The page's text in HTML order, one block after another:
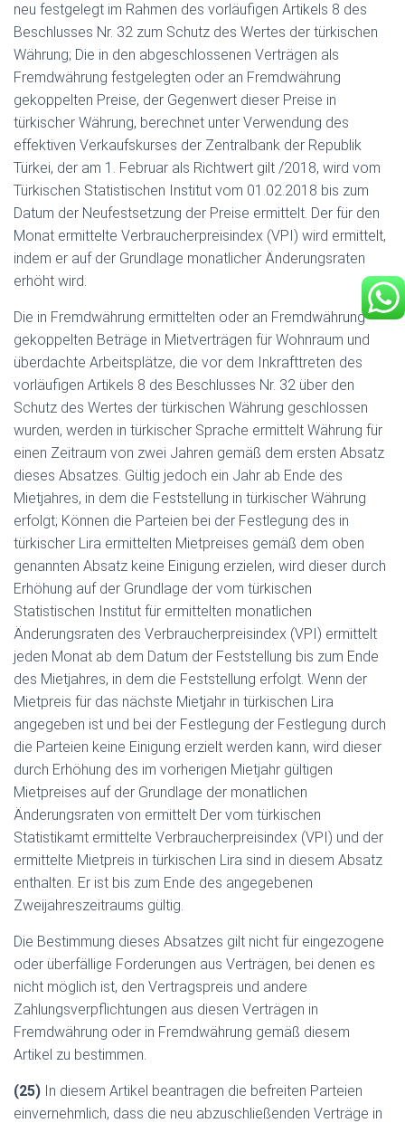
neu festgelegt im Rahmen des vorläufigen Artikels 8 des
Beschlusses Nr. 32 zum Schutz des Wertes der türkischen
Währung; Die in den abgeschlossenen Verträgen als
Fremdwährung festgelegten oder an Fremdwährung
gekoppelten Preise, der Gegenwert dieser Preise in
türkischer Währung, berechnet unter Verwendung des
effektiven Verkaufskurses der Zentralbank der Republik
Türkei, der am 1. Februar als Richtwert gilt /2018, wird vom
Türkischen Statistischen Institut vom 01.02.2018 bis zum
Datum der Neufestsetzung der Preise ermittelt. Der für den
Monat ermittelte Verbraucherpreisindex (VPI) wird ermittelt,
indem er auf der Grundlage monatlicher Änderungsraten
erhöht wird.
Die in Fremdwährung ermittelten oder an Fremdwährung
gekoppelten Beträge in Mietverträgen für Wohnraum und
überdachte Arbeitsplätze, die vor dem Inkrafttreten des
vorläufigen Artikels 8 des Beschlusses Nr. 32 über den
Schutz des Wertes der türkischen Währung geschlossen
wurden, werden in türkischer Sprache ermittelt Währung für
einen Zeitraum von zwei Jahren gemäß dem ersten Absatz
dieses Absatzes. Gültig jedoch ein Jahr ab Ende des
Mietjahres, in dem die Feststellung in türkischer Währung
erfolgt; Können die Parteien bei der Festlegung des in
türkischer Lira ermittelten Mietpreises gemäß dem oben
genannten Absatz keine Einigung erzielen, wird dieser durch
Erhöhung auf der Grundlage der vom türkischen
Statistischen Institut für ermittelten monatlichen
Änderungsraten des Verbraucherpreisindex (VPI) ermittelt
jeden Monat ab dem Datum der Feststellung bis zum Ende
des Mietjahres, in dem die Feststellung erfolgt. Wenn der
Mietpreis für das nächste Mietjahr in türkischen Lira
angegeben ist und bei der Festlegung der Festlegung durch
die Parteien keine Einigung erzielt werden kann, wird dieser
durch Erhöhung des im vorherigen Mietjahr gültigen
Mietpreises auf der Grundlage der monatlichen
Änderungsraten von ermittelt Der vom türkischen
Statistikamt ermittelte Verbraucherpreisindex (VPI) und der
ermittelte Mietpreis in türkischen Lira sind in diesem Absatz
enthalten. Er ist bis zum Ende des angegebenen
Zweijahreszeitraums gültig.
Die Bestimmung dieses Absatzes gilt nicht für eingezogene
oder überfällige Forderungen aus Verträgen, bei denen es
nicht möglich ist, den Vertragspreis und andere
Zahlungsverpflichtungen aus diesen Verträgen in
Fremdwährung oder in Fremdwährung gemäß diesem
Artikel zu bestimmen.
(25) In diesem Artikel beantragen die befreiten Parteien
einvernehmlich, dass die neu abzuschließenden Verträge in